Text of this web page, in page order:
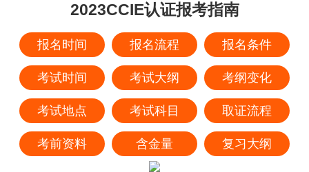
2023CCIE认证报考指南
报名时间 报名流程 报名条件
考试时间 考试大纲 考纲变化
考试地点 考试科目 取证流程
考前资料 含金量 复习大纲